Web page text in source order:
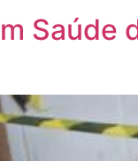
Saúde